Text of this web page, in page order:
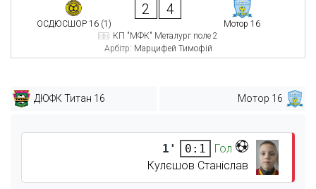
ОСДЮСШОР 16 (1)
2 4
Мотор 16
КП "МФК" Металург поле 2
Арбітр: Марцифей Тимофій
ДЮФК Титан 16 Мотор 16
1' 0:1
Гол
Кулєшов Станіслав